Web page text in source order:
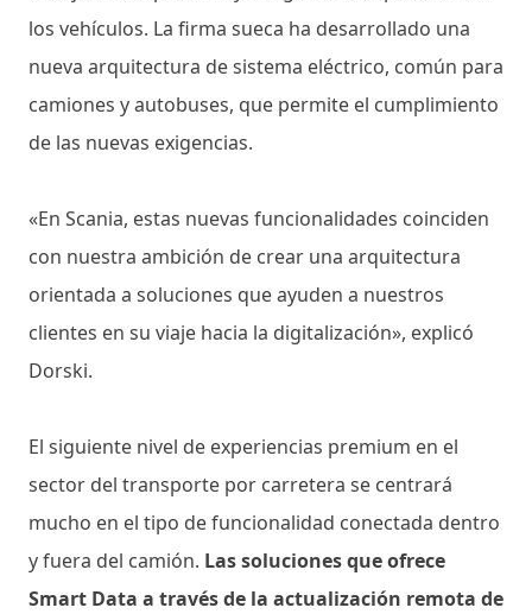
los vehículos. La firma sueca ha desarrollado una
nueva arquitectura de sistema eléctrico, común para
camiones y autobuses, que permite el cumplimiento
de las nuevas exigencias.
«En Scania, estas nuevas funcionalidades coinciden
con nuestra ambición de crear una arquitectura
orientada a soluciones que ayuden a nuestros
clientes en su viaje hacia la digitalización», explicó
Dorski.
El siguiente nivel de experiencias premium en el
sector del transporte por carretera se centrará
mucho en el tipo de funcionalidad conectada dentro
y fuera del camión. Las soluciones que ofrece
Smart Data a través de la actualización remota de